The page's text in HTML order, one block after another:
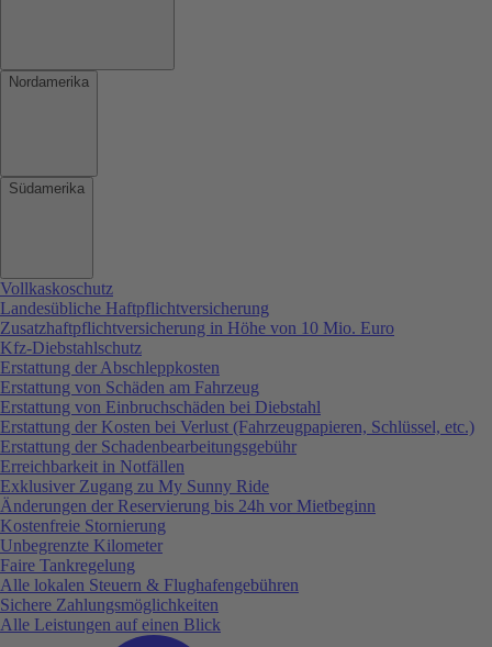
Nordamerika
Südamerika
Vollkaskoschutz
Landesübliche Haftpflichtversicherung
Zusatzhaftpflichtversicherung in Höhe von 10 Mio. Euro
Kfz-Diebstahlschutz
Erstattung der Abschleppkosten
Erstattung von Schäden am Fahrzeug
Erstattung von Einbruchschäden bei Diebstahl
Erstattung der Kosten bei Verlust (Fahrzeugpapieren, Schlüssel, etc.)
Erstattung der Schadenbearbeitungsgebühr
Erreichbarkeit in Notfällen
Exklusiver Zugang zu My Sunny Ride
Änderungen der Reservierung bis 24h vor Mietbeginn
Kostenfreie Stornierung
Unbegrenzte Kilometer
Faire Tankregelung
Alle lokalen Steuern & Flughafengebühren
Sichere Zahlungsmöglichkeiten
Alle Leistungen auf einen Blick